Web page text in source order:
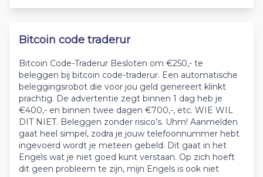
Bitcoin code traderur
Bitcoin Code-Traderur Besloten om €250,- te
beleggen bij bitcoin code-traderur. Een automatische
beleggingsrobot die voor jou geld genereert klinkt
prachtig. De advertentie zegt binnen 1 dag heb je
€400,- en binnen twee dagen €700,-, etc. WIE WIL
DIT NIET. Beleggen zonder risico’s. Uhm! Aanmelden
gaat heel simpel, zodra je jouw telefoonnummer hebt
ingevoerd wordt je meteen gebeld. Dit gaat in het
Engels wat je niet goed kunt verstaan. Op zich hoeft
dit geen probleem te zijn, mijn Engels is ook niet